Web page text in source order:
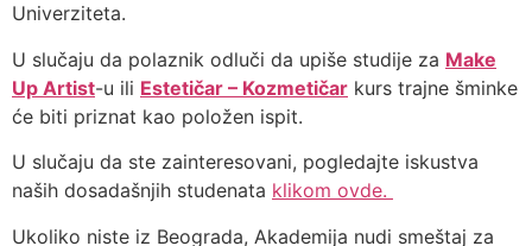
Univerziteta.
U slučaju da polaznik odluči da upiše studije za Make
Up Artist-u ili Estetičar – Kozmetičar kurs trajne šminke
će biti priznat kao položen ispit.
U slučaju da ste zainteresovani, pogledajte iskustva
naših dosadašnjih studenata klikom ovde.
Ukoliko niste iz Beograda, Akademija nudi smeštaj za